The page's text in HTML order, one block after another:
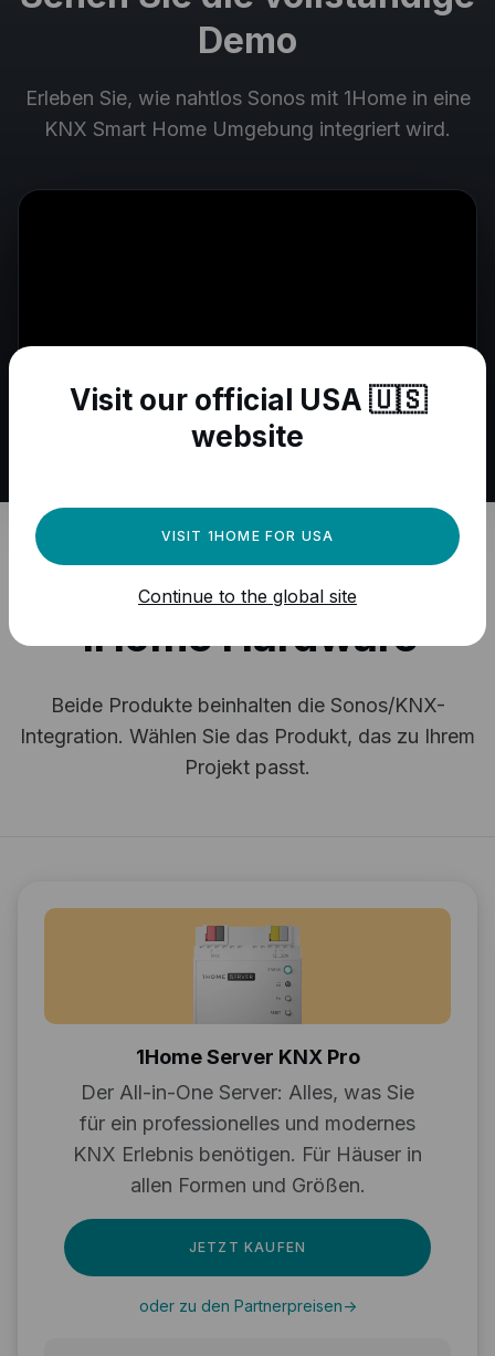
Demo
Erleben Sie, wie nahtlos Sonos mit 1Home in eine
KNX Smart Home Umgebung integriert wird.
Wählen Sie Ihre
1Home Hardware
Beide Produkte beinhalten die Sonos/KNX-
Integration. Wählen Sie das Produkt, das zu Ihrem
Projekt passt.
1Home Server KNX Pro
Der All-in-One Server: Alles, was Sie
für ein professionelles und modernes
KNX Erlebnis benötigen. Für Häuser in
allen Formen und Größen.
JETZT KAUFEN
oder zu den Partnerpreisen->
Visit our official USA 🇺🇸
website
VISIT 1HOME FOR USA
Continue to the global site